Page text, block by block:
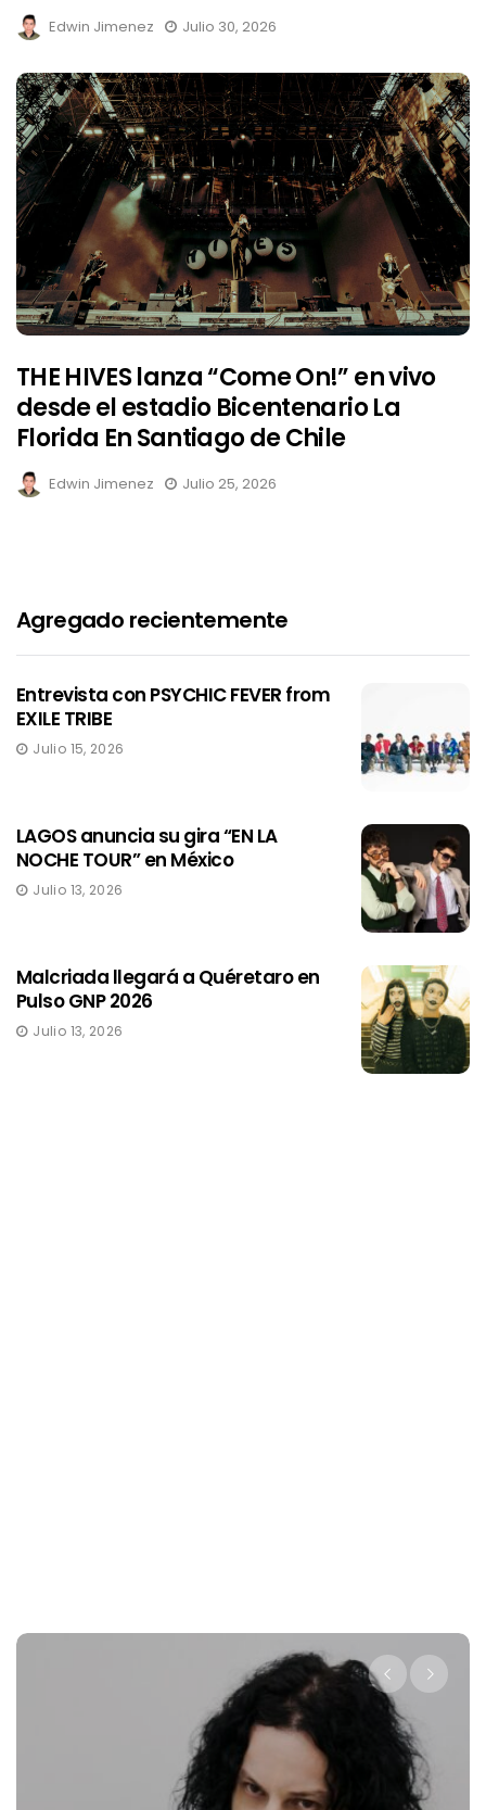
Edwin Jimenez Julio 30, 2026
THE HIVES lanza “Come On!” en vivo
desde el estadio Bicentenario La
Florida En Santiago de Chile
Edwin Jimenez Julio 25, 2026
Agregado recientemente
Entrevista con PSYCHIC FEVER from
EXILE TRIBE
Julio 15, 2026
LAGOS anuncia su gira “EN LA
NOCHE TOUR” en México
Julio 13, 2026
Malcriada llegará a Quéretaro en
Pulso GNP 2026
Julio 13, 2026